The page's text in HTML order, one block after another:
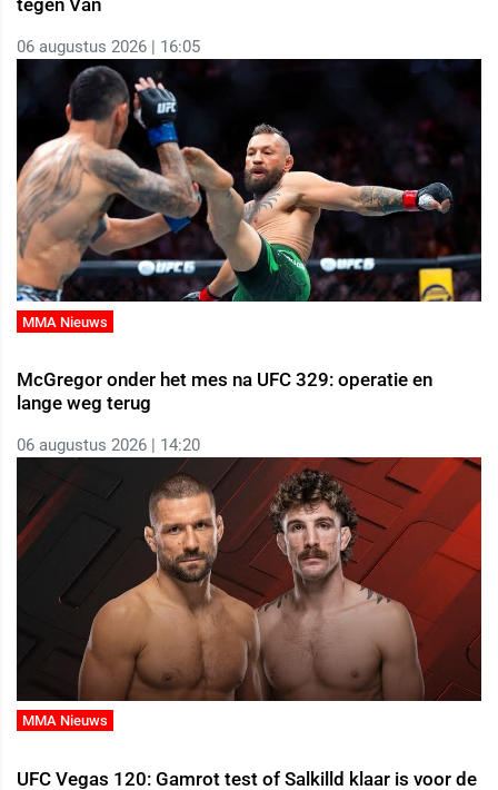
tegen Van
06 augustus 2026 | 16:05
MMA Nieuws
McGregor onder het mes na UFC 329: operatie en
lange weg terug
06 augustus 2026 | 14:20
MMA Nieuws
UFC Vegas 120: Gamrot test of Salkilld klaar is voor de